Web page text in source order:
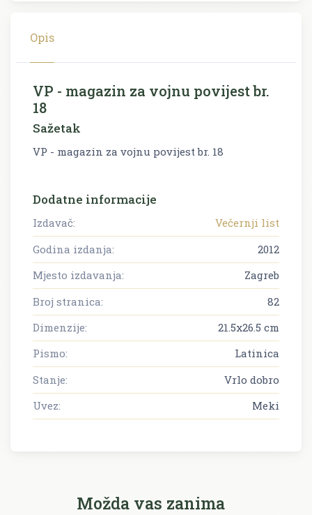
Opis
VP - magazin za vojnu povijest br.
18
Sažetak
VP - magazin za vojnu povijest br. 18
Dodatne informacije
Izdavač:
Večernji list
Godina izdanja:
2012
Mjesto izdavanja:
Zagreb
Broj stranica:
82
Dimenzije:
21.5x26.5 cm
Pismo:
Latinica
Stanje:
Vrlo dobro
Uvez:
Meki
Možda vas zanima